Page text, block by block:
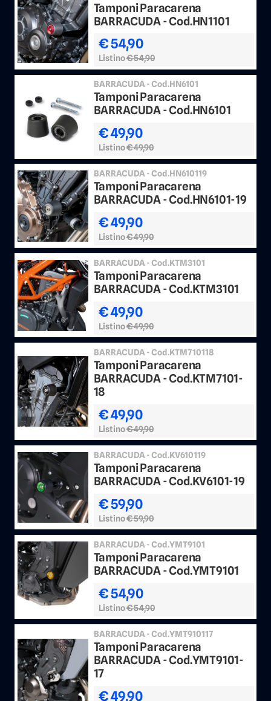
Tamponi Paracarena
BARRACUDA - Cod.HN1101
€ 54,90
Listino€ 54,90
BARRACUDA - Cod.HN6101
Tamponi Paracarena
BARRACUDA - Cod.HN6101
€ 49,90
Listino€ 49,90
BARRACUDA - Cod.HN610119
Tamponi Paracarena
BARRACUDA - Cod.HN6101-19
€ 49,90
Listino€ 49,90
BARRACUDA - Cod.KTM3101
Tamponi Paracarena
BARRACUDA - Cod.KTM3101
€ 49,90
Listino€ 49,90
BARRACUDA - Cod.KTM710118
Tamponi Paracarena
BARRACUDA - Cod.KTM7101-
18
€ 49,90
Listino€ 49,90
BARRACUDA - Cod.KV610119
Tamponi Paracarena
BARRACUDA - Cod.KV6101-19
€ 59,90
Listino€ 59,90
BARRACUDA - Cod.YMT9101
Tamponi Paracarena
BARRACUDA - Cod.YMT9101
€ 54,90
Listino€ 54,90
BARRACUDA - Cod.YMT910117
Tamponi Paracarena
BARRACUDA - Cod.YMT9101-
17
€ 49,90